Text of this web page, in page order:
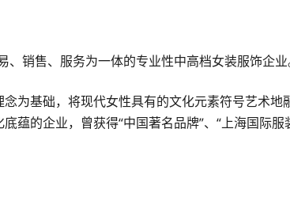
销售、服务为一体的专业性中高档女装服饰企业
为基础，将现代女性具有的文化元素符号艺术
的企业，曾获得“中国著名品牌”、“上海国际服